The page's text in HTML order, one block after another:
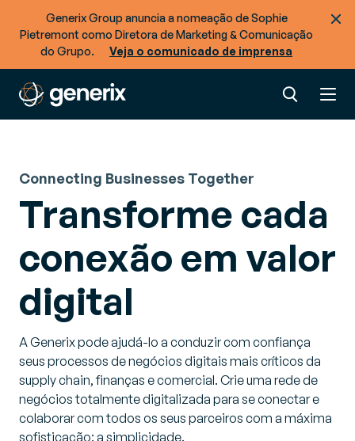
Generix Group anuncia a nomeação de Sophie
Pietremont como Diretora de Marketing & Comunicação
do Grupo.
Veja o comunicado de imprensa
Connecting Businesses Together
Transforme cada
conexão em valor
digital
A Generix pode ajudá-lo a conduzir com confiança
seus processos de negócios digitais mais críticos da
supply chain, finanças e comercial. Crie uma rede de
negócios totalmente digitalizada para se conectar e
colaborar com todos os seus parceiros com a máxima
sofisticação: a simplicidade.